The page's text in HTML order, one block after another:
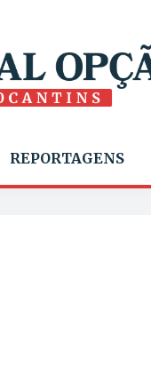
REPORTAGENS